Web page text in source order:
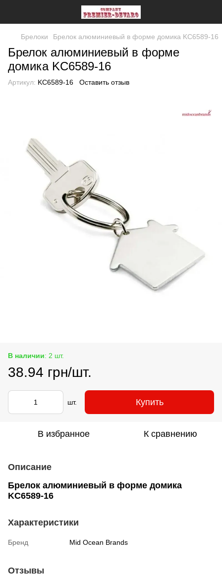
Брелоки Брелок алюминиевый в форме домика KC6589-16
Брелок алюминиевый в форме
домика KC6589-16
Артикул: KC6589-16 Оставить отзыв
В наличии: 2 шт.
38.94 грн/шт.
шт. Купить
В избранное К сравнению
Описание
Брелок алюминиевый в форме домика
KC6589-16
Характеристики
Бренд Mid Ocean Brands
Отзывы